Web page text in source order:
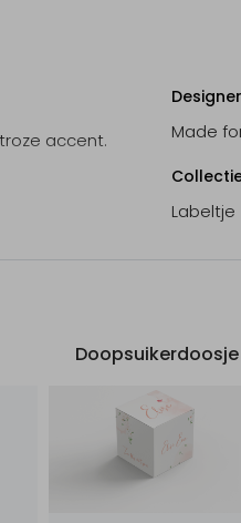
accent.
Designer
Made
Labeltje
Doopsuikerdoosje